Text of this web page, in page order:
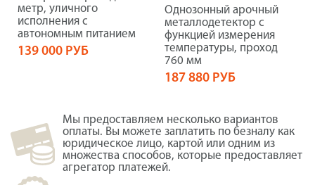
метр, уличного
исполнения с
автономным питанием
139 000 РУБ
Однозонный арочный
металлодетектор с
функцией измерения
температуры, проход
760 мм
187 880 РУБ
Мы предоставляем несколько вариантов
оплаты. Вы можете заплатить по безналу как
юридическое лицо, картой или одним из
множества способов, которые предоставляет
агрегатор платежей.